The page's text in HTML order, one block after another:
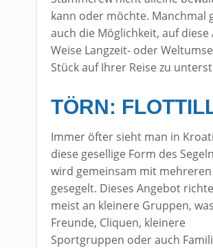
kann oder möchte. Manchmal
auch die Möglichkeit, auf diese
Weise Langzeit- oder
Stück auf Ihrer Reise zu
TÖRN:
Immer öfter sieht man in
diese gesellige Form des
wird gemeinsam mit mehreren
gesegelt. Dieses Angebot
meist an kleinere Gruppen, was
Freunde, Cliquen, kleinere
Sportgruppen oder auch